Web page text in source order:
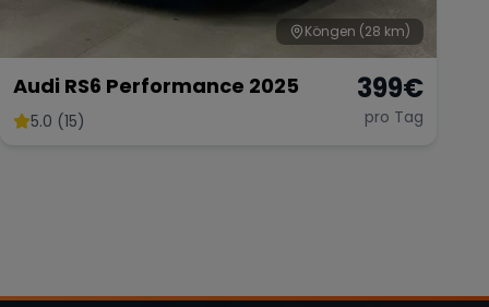
Köngen (28 km)
Audi RS6 Performance 2025
5.0 (15)
399€
pro Tag